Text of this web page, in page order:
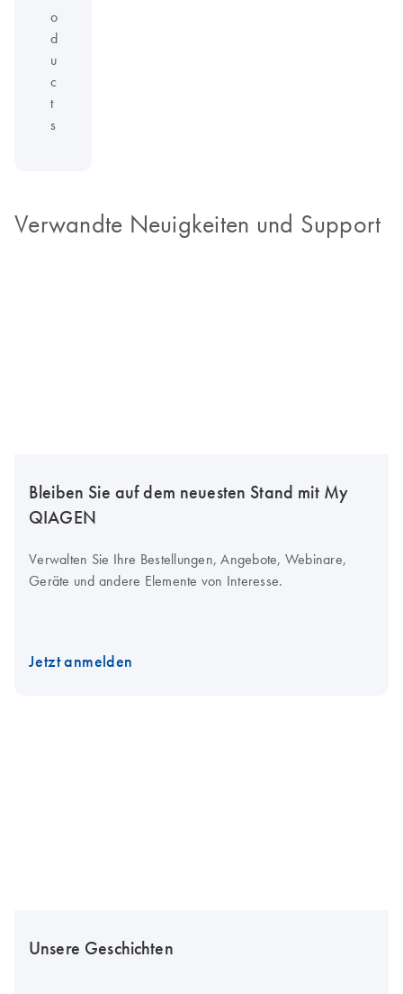
o
d
u
c
t
s
Verwandte Neuigkeiten und Support
Bleiben Sie auf dem neuesten Stand mit My
QIAGEN
Verwalten Sie Ihre Bestellungen, Angebote, Webinare,
Geräte und andere Elemente von Interesse.
Jetzt anmelden
Unsere Geschichten